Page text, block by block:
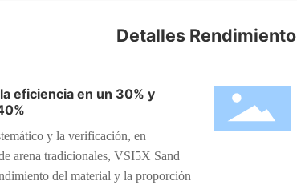
Detalles Rendimiento
eficiencia en un 30% y
y la verificación, en
arena tradicionales, VSI5X Sand
del material y la proporción